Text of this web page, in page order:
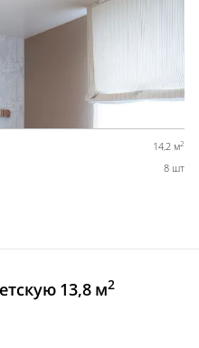
14,2 м2
8 шт
13,8 м2